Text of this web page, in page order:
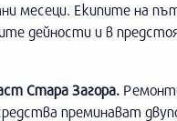
месеци. Екипите на
дейности и в
Стара Загора.
преминават